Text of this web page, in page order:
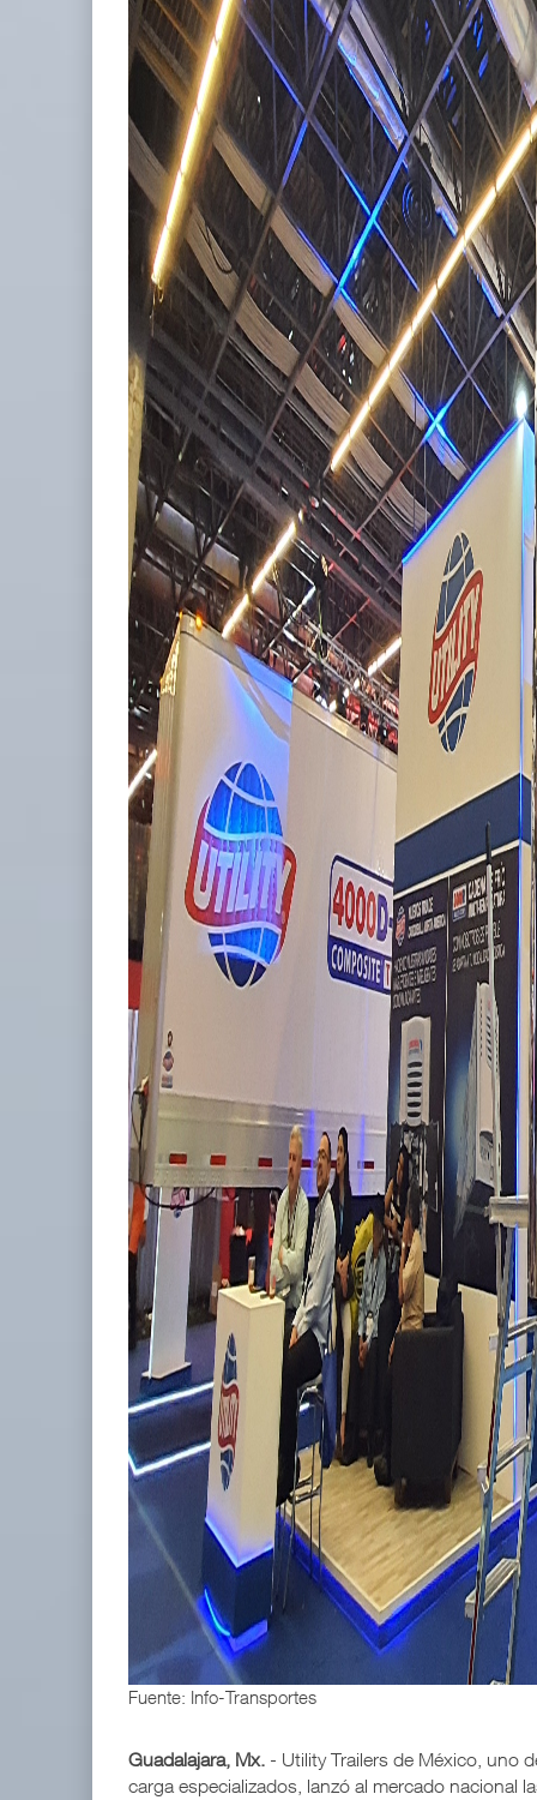
Fuente: Info-Transportes
Guadalajara, Mx. - Utility Trailers de México, uno
carga especializados, lanzó al mercado nacional
APM Terminals incrementa equipamiento para movi
05 AGO 2026
TMAZ eleva 77% movimiento de carga suelta y ser
05 AGO 2026